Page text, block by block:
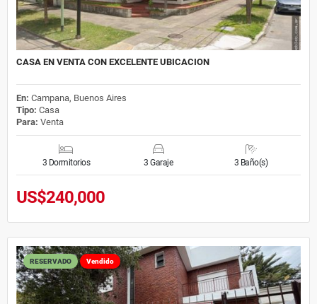
CASA EN VENTA CON EXCELENTE UBICACION
En: Campana, Buenos Aires
Tipo: Casa
Para: Venta
3 Dormitorios 3 Garaje 3 Baño(s)
US$240,000
RESERVADO Vendido